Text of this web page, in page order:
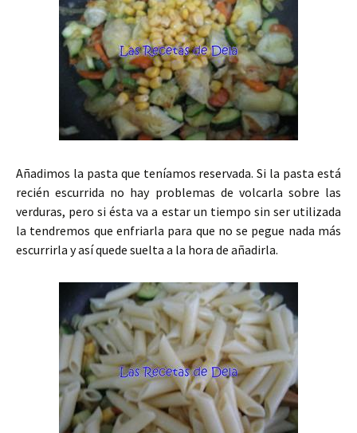
Añadimos la pasta que teníamos reservada. Si la pasta está
recién escurrida no hay problemas de volcarla sobre las
verduras, pero si ésta va a estar un tiempo sin ser utilizada
la tendremos que enfriarla para que no se pegue nada más
escurrirla y así quede suelta a la hora de añadirla.